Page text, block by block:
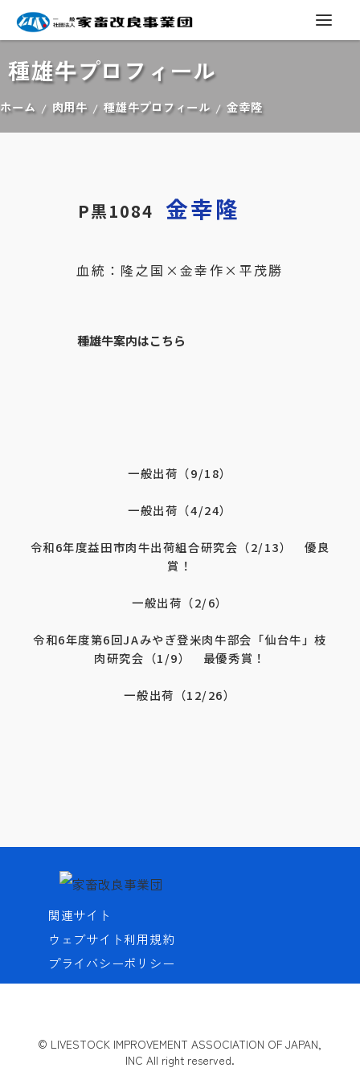
種雄牛プロフィール
ホーム 肉用牛 種雄牛プロフィール 金幸隆
P黒1084 金幸隆
血統：隆之国×金幸作×平茂勝
種雄牛案内はこちら
一般出荷（9/18）
一般出荷（4/24）
令和6年度益田市肉牛出荷組合研究会（2/13） 優良
賞！
一般出荷（2/6）
令和6年度第6回JAみやぎ登米肉牛部会「仙台牛」枝
肉研究会（1/9） 最優秀賞！
一般出荷（12/26）
関連サイト
ウェブサイト利用規約
プライバシーポリシー
© LIVESTOCK IMPROVEMENT ASSOCIATION OF JAPAN,
INC All right reserved.